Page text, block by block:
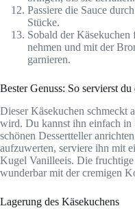
Passiere die Sauce
Stücke.
Sobald der
nehmen und mit der
garnieren.
Bester Genuss: So servierst
Dieser Käsekuchen schmeckt
wird. Du kannst ihn einfach in
schönen Dessertteller
aufzuwerten, serviere ihn mit
Kugel Vanilleeis. Die
wunderbar mit der cremigen
Lagerung des Käsekuchens